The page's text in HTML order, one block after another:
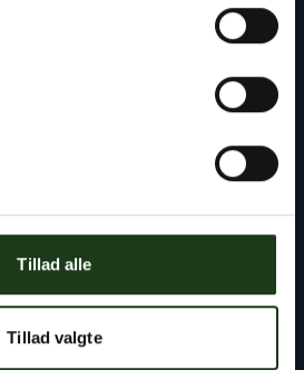
Tillad alle
Tillad valgte
eller bisættelse,
ved skifteretten.
til at tage kontakt til os,